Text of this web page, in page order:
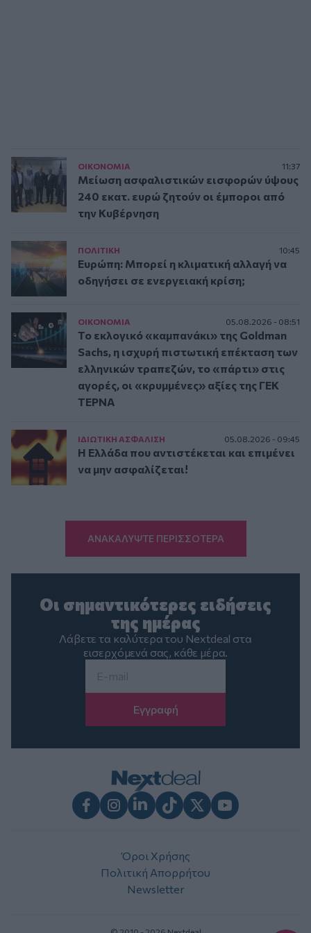
ΟΙΚΟΝΟΜΙΑ 11:37
Μείωση ασφαλιστικών εισφορών ύψους
240 εκατ. ευρώ ζητούν οι έμποροι από
την Κυβέρνηση
ΠΟΛΙΤΙΚΗ 10:45
Ευρώπη: Μπορεί η κλιματική αλλαγή να
οδηγήσει σε ενεργειακή κρίση;
ΟΙΚΟΝΟΜΙΑ 05.08.2026 - 08:51
Το εκλογικό «καμπανάκι» της Goldman
Sachs, η ισχυρή πιστωτική επέκταση των
ελληνικών τραπεζών, το «πάρτι» στις
αγορές, οι «κρυμμένες» αξίες της ΓΕΚ
ΤΕΡΝΑ
ΙΔΙΩΤΙΚΗ ΑΣΦAΛΙΣΗ 05.08.2026 - 09:45
Η Ελλάδα που αντιστέκεται και επιμένει
να μην ασφαλίζεται!
ΑΝΑΚΑΛΥΨΤΕ ΠΕΡΙΣΣΟΤΕΡΑ
Οι σημαντικότερες ειδήσεις
της ημέρας
Λάβετε τα καλύτερα του Nextdeal στα
εισερχόμενά σας, κάθε μέρα.
Όροι Χρήσης
Πολιτική Απορρήτου
Newsletter